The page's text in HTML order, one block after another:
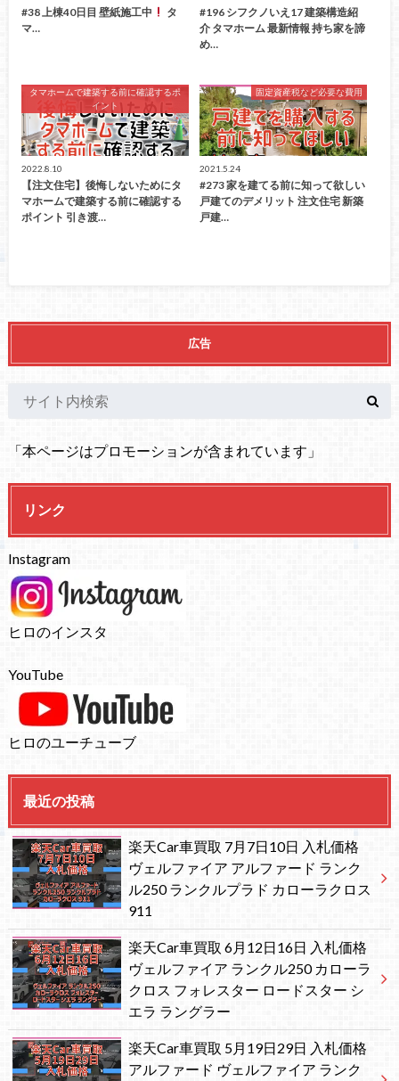
#38 上棟40日目 壁紙施工中
タ
マ…
#196 シフクノいえ17 建築構造紹
介 タマホーム 最新情報 持ち家を諦
め…
タマホームで建築する前に確認するポ
イント
2022.8.10
【注文住宅】後悔しないためにタ
マホームで建築する前に確認する
ポイント 引き渡…
固定資産税など必要な費用
2021.5.24
#273 家を建てる前に知って欲しい
戸建てのデメリット 注文住宅 新築
戸建…
広告
「本ページはプロモーションが含まれています」
リンク
Instagram
ヒロのインスタ
YouTube
ヒロのユーチューブ
最近の投稿
楽天Car車買取 7月7日10日 入札価格
ヴェルファイア アルファード ランク
ル250 ランクルプラド カローラクロス
911
楽天Car車買取 6月12日16日 入札価格
ヴェルファイア ランクル250 カローラ
クロス フォレスター ロードスター シ
エラ ラングラー
楽天Car車買取 5月19日29日 入札価格
アルファード ヴェルファイア ランク